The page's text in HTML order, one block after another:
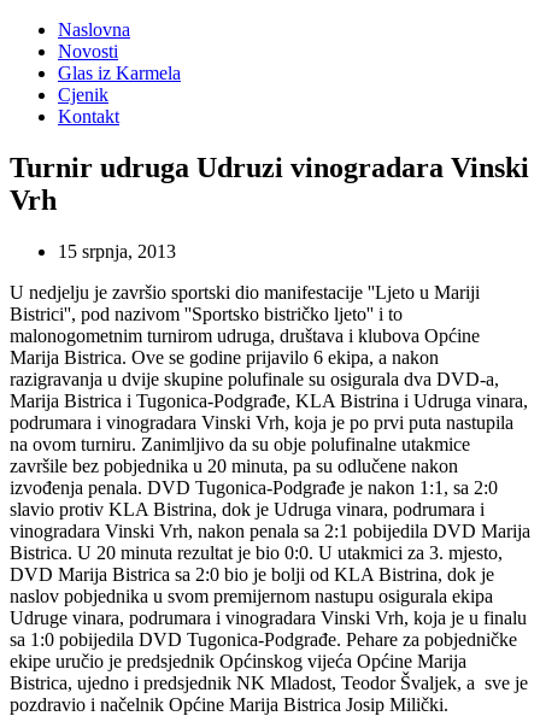
Naslovna
Novosti
Glas iz Karmela
Cjenik
Kontakt
Turnir udruga Udruzi vinogradara Vinski
Vrh
15 srpnja, 2013
U nedjelju je završio sportski dio manifestacije ''Ljeto u Mariji
Bistrici'', pod nazivom ''Sportsko bistričko ljeto'' i to
malonogometnim turnirom udruga, društava i klubova Općine
Marija Bistrica. Ove se godine prijavilo 6 ekipa, a nakon
razigravanja u dvije skupine polufinale su osigurala dva DVD-a,
Marija Bistrica i Tugonica-Podgrađe, KLA Bistrina i Udruga vinara,
podrumara i vinogradara Vinski Vrh, koja je po prvi puta nastupila
na ovom turniru. Zanimljivo da su obje polufinalne utakmice
završile bez pobjednika u 20 minuta, pa su odlučene nakon
izvođenja penala. DVD Tugonica-Podgrađe je nakon 1:1, sa 2:0
slavio protiv KLA Bistrina, dok je Udruga vinara, podrumara i
vinogradara Vinski Vrh, nakon penala sa 2:1 pobijedila DVD Marija
Bistrica. U 20 minuta rezultat je bio 0:0. U utakmici za 3. mjesto,
DVD Marija Bistrica sa 2:0 bio je bolji od KLA Bistrina, dok je
naslov pobjednika u svom premijernom nastupu osigurala ekipa
Udruge vinara, podrumara i vinogradara Vinski Vrh, koja je u finalu
sa 1:0 pobijedila DVD Tugonica-Podgrađe. Pehare za pobjedničke
ekipe uručio je predsjednik Općinskog vijeća Općine Marija
Bistrica, ujedno i predsjednik NK Mladost, Teodor Švaljek, a sve je
pozdravio i načelnik Općine Marija Bistrica Josip Milički.